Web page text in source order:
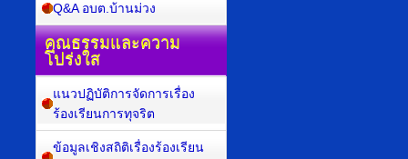
Q&A อบต.บ้านม่วง
คุณธรรมและความ
โปร่งใส
แนวปฏิบัติการจัดการเรื่อง
ร้องเรียนการทุจริต
ข้อมูลเชิงสถิติเรื่องร้องเรียน